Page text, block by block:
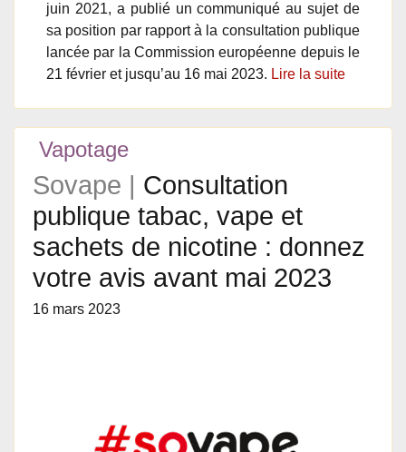
juin 2021, a publié un communiqué au sujet de
sa position par rapport à la consultation publique
lancée par la Commission européenne depuis le
21 février et jusqu’au 16 mai 2023. Lire la suite
Vapotage
Sovape | Consultation
publique tabac, vape et
sachets de nicotine : donnez
votre avis avant mai 2023
16 mars 2023